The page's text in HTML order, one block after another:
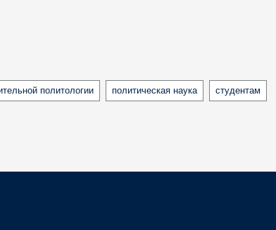
политологии политическая наука студентам